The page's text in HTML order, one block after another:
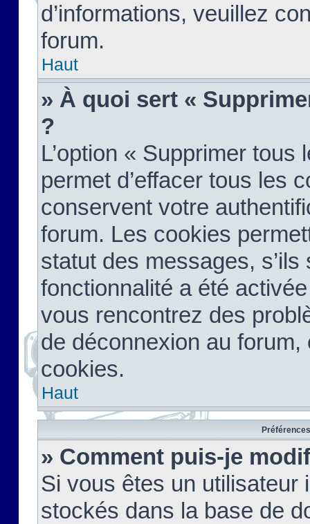
d’informations, veuillez
forum.
Haut
» À quoi sert «
?
L’option « Supprimer
permet d’effacer tous les
conservent votre
forum. Les cookies
statut des messages,
fonctionnalité a été
vous rencontrez des
de déconnexion au
cookies.
Haut
» Comment puis-je
Si vous êtes un
stockés dans la base de